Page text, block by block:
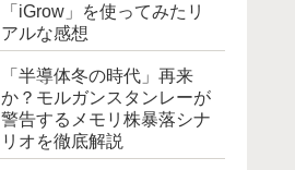
「iGrow」を使ってみたリ
アルな感想
「半導体冬の時代」再来
か？モルガンスタンレーが
警告するメモリ株暴落シナ
リオを徹底解説